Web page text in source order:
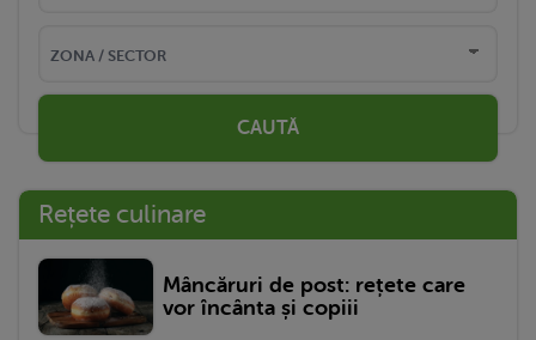
CAUTĂ
Rețete culinare
Mâncăruri de post: rețete care
vor încânta și copiii